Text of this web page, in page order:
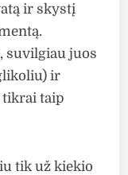
ir skystį
suvilgiau juos
ir
tikrai taip
tik už kiekio